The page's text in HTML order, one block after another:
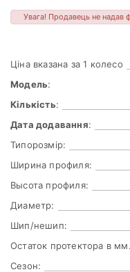
Увага! Продавець не надав
Ціна вказана за 1 колесо
Модель:
Кількість:
Дата додавання:
Типорозмір:
Ширина профиля:
Высота профиля:
Диаметр:
Шип/нешип:
Остаток протектора в
Сезон: